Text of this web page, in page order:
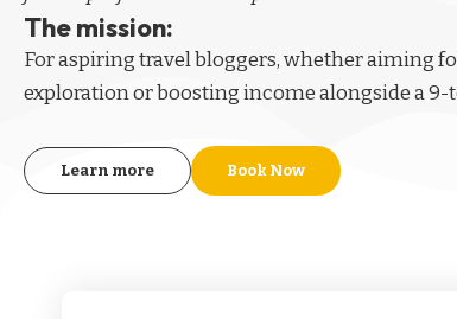
The mission:
For aspiringtravel bloggers, whether aiming
exploration or boosting income alongside a 9-
Learn more Book Now